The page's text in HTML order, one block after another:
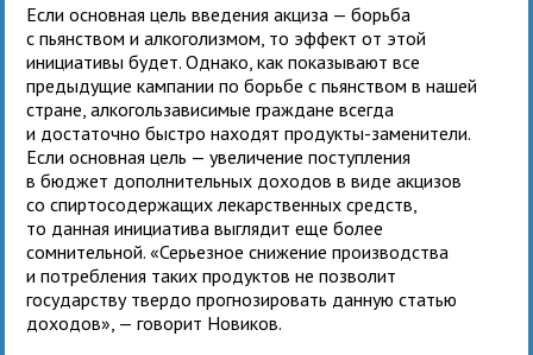
Если основная цель введения акциза — борьба
с пьянством и алкоголизмом, то эффект от этой
инициативы будет. Однако, как показывают все
предыдущие кампании по борьбе с пьянством в нашей
стране, алкогользависимые граждане всегда
и достаточно быстро находят продукты-заменители.
Если основная цель — увеличение поступления
в бюджет дополнительных доходов в виде акцизов
со спиртосодержащих лекарственных средств,
то данная инициатива выглядит еще более
сомнительной. «Серьезное снижение производства
и потребления таких продуктов не позволит
государству твердо прогнозировать данную статью
доходов», — говорит Новиков.